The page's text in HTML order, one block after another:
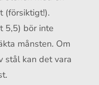
(försiktigt!).
5,5) bör inte
månsten. Om
stål kan det vara